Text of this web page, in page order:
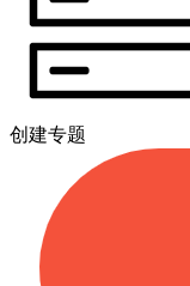
创建专题